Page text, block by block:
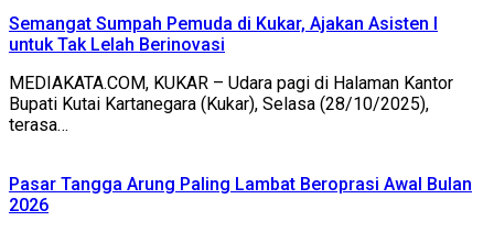
Semangat Sumpah Pemuda di Kukar, Ajakan Asisten I
untuk Tak Lelah Berinovasi
MEDIAKATA.COM, KUKAR – Udara pagi di Halaman Kantor
Bupati Kutai Kartanegara (Kukar), Selasa (28/10/2025),
terasa…
Pasar Tangga Arung Paling Lambat Beroprasi Awal Bulan
2026